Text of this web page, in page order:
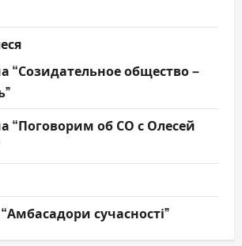
“Созидательное общество –
“Поговорим об СО с Олесей
сучасності”